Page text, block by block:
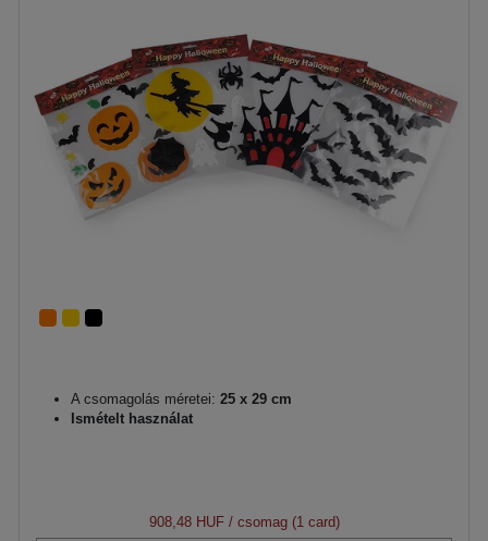
A csomagolás méretei: 25 x 29 cm
Ismételt használat
908,48 HUF/ csomag (1 card)